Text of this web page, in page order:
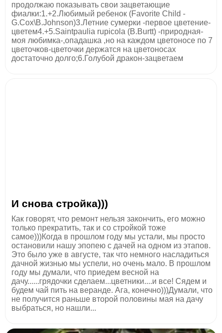
продолжаю показывать свои зацветающие
фиалки:1.+2.Любимый ребенок (Favorite Child -
G.Cox\B.Johnson)3.Летние сумерки -первое цветение-
цветем4.+5.Saintpaulia rupicola (В.Burtt) -природная-
моя любимка-,опадашка ,но на каждом цветоносе по 7
цветочков-цветочки держатся на цветоносах
достаточно долго;6.Голубой дракон-зацветаем
И снова стройка)))
Как говорят, что ремонт нельзя закончить, его можно
только прекратить, так и со стройкой тоже
самое)))Когда в прошлом году мы устали, мы просто
остановили нашу эпопею с дачей на одном из этапов.
Это было уже в августе, так что немного насладиться
дачной жизнью мы успели, но очень мало. В прошлом
году мы думали, что приедем весной на
дачу......грядочки сделаем...цветники....и все! Сядем и
будем чай пить на веранде. Ага, конечно)))Думали, что
не получится раньше второй половины мая на дачу
выбраться, но нашли...